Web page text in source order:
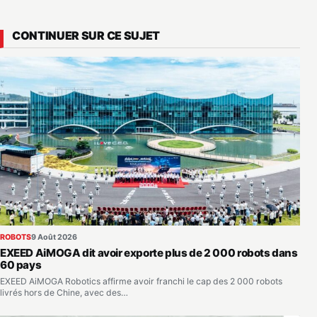
CONTINUER SUR CE SUJET
ROBOTS9 Août 2026
EXEED AiMOGA dit avoir exporte plus de 2 000 robots dans
60 pays
EXEED AiMOGA Robotics affirme avoir franchi le cap des 2 000 robots
livrés hors de Chine, avec des…